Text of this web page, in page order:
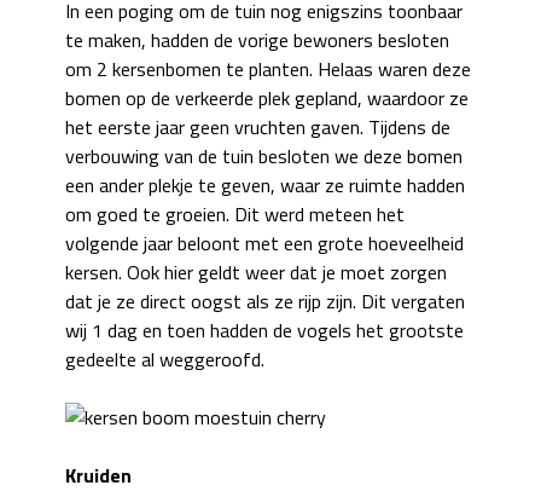
In een poging om de tuin nog enigszins toonbaar
te maken, hadden de vorige bewoners besloten
om 2 kersenbomen te planten. Helaas waren deze
bomen op de verkeerde plek gepland, waardoor ze
het eerste jaar geen vruchten gaven. Tijdens de
verbouwing van de tuin besloten we deze bomen
een ander plekje te geven, waar ze ruimte hadden
om goed te groeien. Dit werd meteen het
volgende jaar beloont met een grote hoeveelheid
kersen. Ook hier geldt weer dat je moet zorgen
dat je ze direct oogst als ze rijp zijn. Dit vergaten
wij 1 dag en toen hadden de vogels het grootste
gedeelte al weggeroofd.
Kruiden